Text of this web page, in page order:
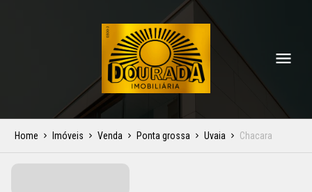
Home Imóveis Venda Ponta grossa Uvaia Chacara